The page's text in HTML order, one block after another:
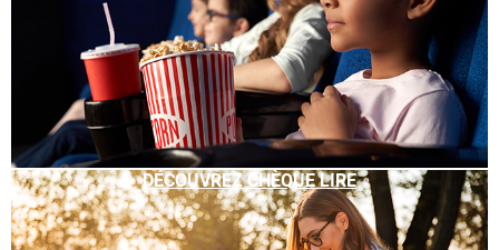
DÉCOUVREZ CHÈQUE LIRE